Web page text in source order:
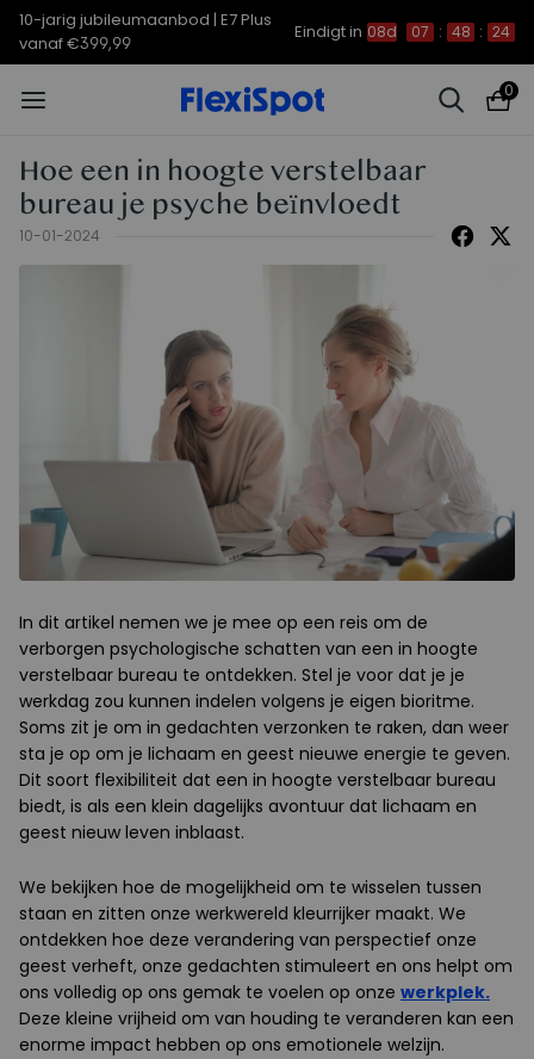
10-jarig jubileumaanbod | E7 Plus
vanaf €399,99
Eindigt in 08d 07 : 48 : 24
0
Hoe een in hoogte verstelbaar
bureau je psyche beïnvloedt
10-01-2024
In dit artikel nemen we je mee op een reis om de
verborgen psychologische schatten van een in hoogte
verstelbaar bureau te ontdekken. Stel je voor dat je je
werkdag zou kunnen indelen volgens je eigen bioritme.
Soms zit je om in gedachten verzonken te raken, dan weer
sta je op om je lichaam en geest nieuwe energie te geven.
Dit soort flexibiliteit dat een in hoogte verstelbaar bureau
biedt, is als een klein dagelijks avontuur dat lichaam en
geest nieuw leven inblaast.
We bekijken hoe de mogelijkheid om te wisselen tussen
staan en zitten onze werkwereld kleurrijker maakt. We
ontdekken hoe deze verandering van perspectief onze
geest verheft, onze gedachten stimuleert en ons helpt om
ons volledig op ons gemak te voelen op onze werkplek.
Deze kleine vrijheid om van houding te veranderen kan een
enorme impact hebben op ons emotionele welzijn.